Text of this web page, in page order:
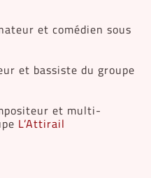
et comédien sous
et bassiste du groupe
et multi-
L’Attirail